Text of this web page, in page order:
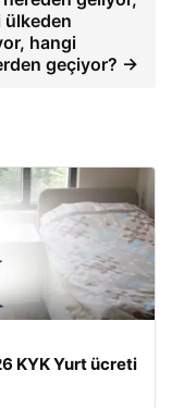
ülkeden
hangi
geçiyor? →
KYK Yurt ücreti